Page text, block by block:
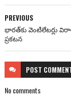
PREVIOUS
భారత్‌కు వెంటిలేటర్లు
ప్రకటన
POST
No comments